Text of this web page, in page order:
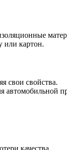
или картон.
свои свойства.
автомобильной
качества.